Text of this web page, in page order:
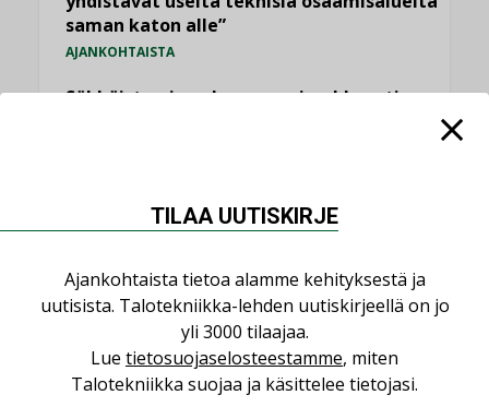
saman katon alle”
AJANKOHTAISTA
Sähköistyminen kasvaa voimakkaasti:
Puutteellinen eristys lisää lämpöhäviöitä
Kaivamattomat menetelmät
vakiinnuttavat asemansa taloyhtiöissä
LEHDEN ARTIKKELIT ,TILAAJILLE
TILAA UUTISKIRJE
Ajankohtaista tietoa alamme kehityksestä ja
uutisista. Talotekniikka-lehden uutiskirjeellä on jo
yli 3000 tilaajaa.
Lue tietosuojaselosteestamme, miten
Talotekniikka suojaa ja käsittelee tietojasi.